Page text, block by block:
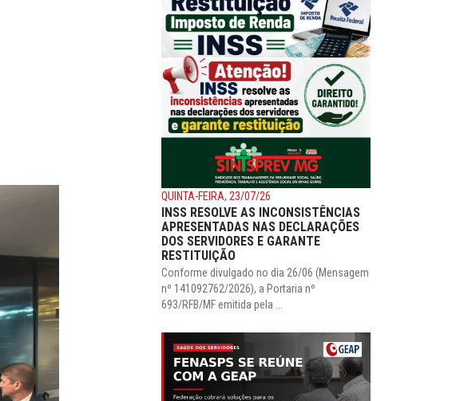
QUINTA-FEIRA, 23/07/26
INSS RESOLVE AS INCONSISTÊNCIAS
APRESENTADAS NAS DECLARAÇÕES
DOS SERVIDORES E GARANTE
RESTITUIÇÃO
Conforme divulgado no dia 26/06 (Mensagem
nº 141092762/2026), a Portaria nº
693/RFB/MF emitida pela ...